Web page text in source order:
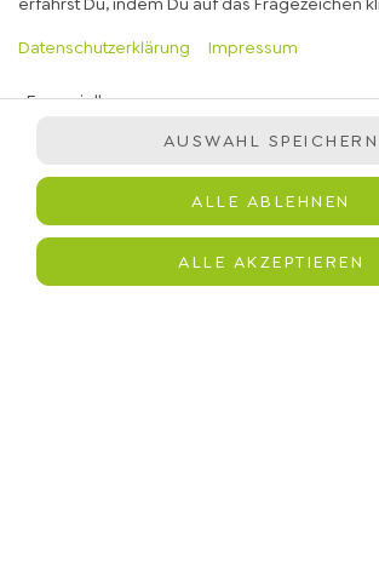
Datenschutzerklärung
Impressum
Essenziell
Statistiken
Marketing
AUSWAHL SPEICHERN
ALLE ABLEHNEN
ALLE AKZEPTIEREN
Premium Matcha aus Uji, Kyoto